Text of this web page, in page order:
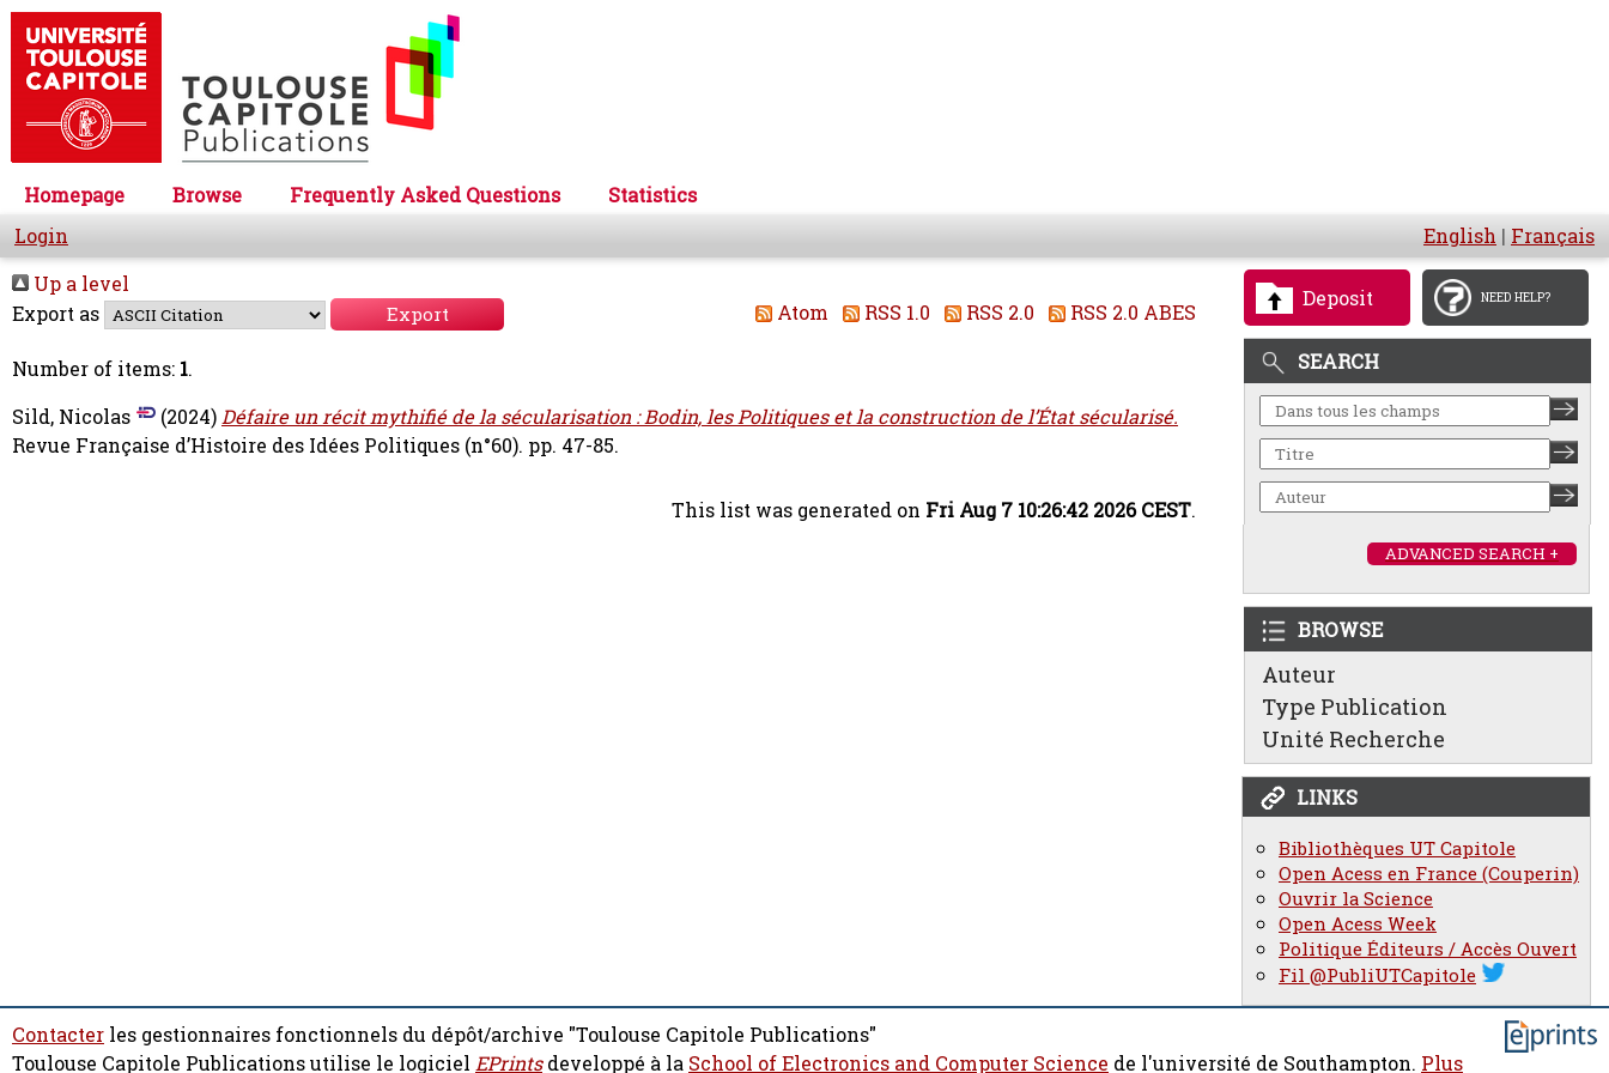
Homepage Browse Frequently Asked Questions
Statistics
Login
English | Français
Deposit NEED HELP?
SEARCH
ADVANCED SEARCH +
BROWSE
Auteur
Type Publication
Unité Recherche
LINKS
Bibliothèques UT Capitole
Open Acess en France (Couperin)
Ouvrir la Science
Open Acess Week
Politique Éditeurs / Accès Ouvert
Fil @PubliUTCapitole
Up a level
Export as
Atom RSS 1.0 RSS 2.0 RSS 2.0 ABES
Number of items: 1.
Sild, Nicolas
(2024)Défaire un récit mythifié de la sécularisation : Bodin, les Politiques et la construction de l’État sécularisé.
Revue Française d’Histoire des Idées Politiques (n°60). pp. 47-85.
This list was generated on Fri Aug 7 10:26:42 2026 CEST.
Contacter les gestionnaires fonctionnels du dépôt/archive "Toulouse Capitole Publications"
Toulouse Capitole Publications utilise le logiciel EPrintsdeveloppé à la School of Electronics and Computer Science de l'université de Southampton. Plus